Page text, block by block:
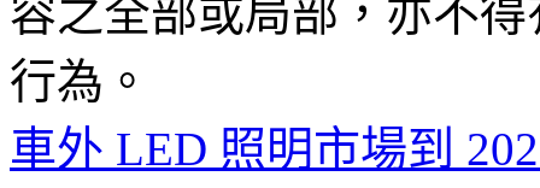
容之全部或局部，亦不
行為。
車外 LED 照明市場到